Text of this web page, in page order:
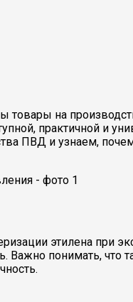
на
практичной и
ПВД и узнаем,
этилена при
Важно понимать, что